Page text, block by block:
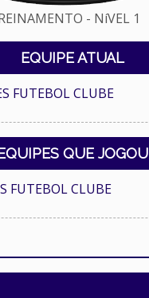
- NíVEL 1
EQUIPE ATUAL
FUTEBOL CLUBE
QUE JOGOU
FUTEBOL CLUBE